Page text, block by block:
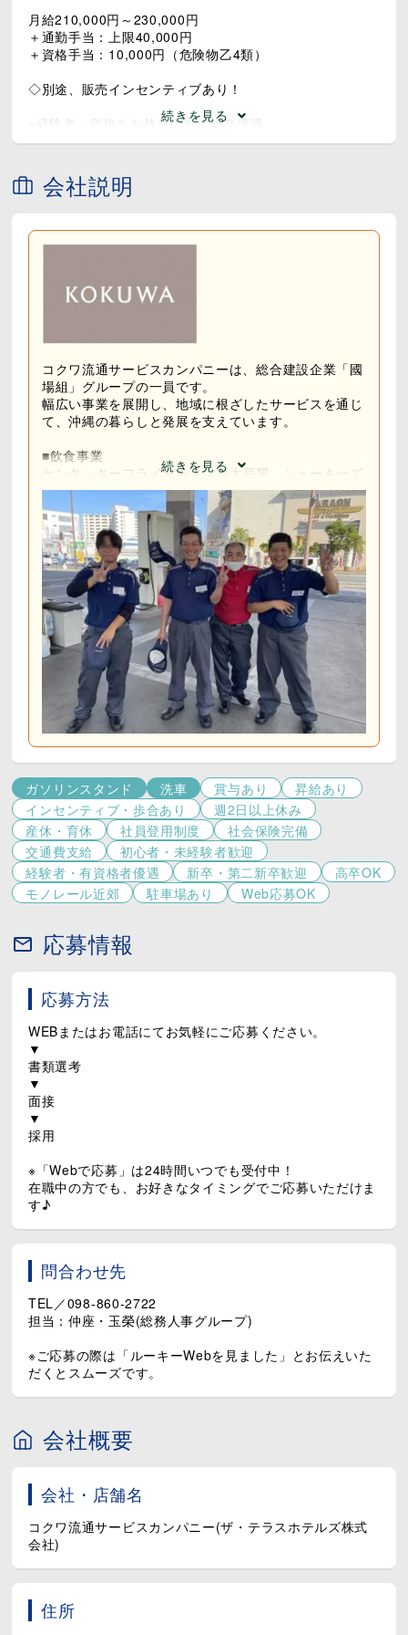
続きを見る
月給210,000円～230,000円
＋通勤手当：上限40,000円
＋資格手当：10,000円（危険物乙4類）
◇別途、販売インセンティブあり！
※経験者・資格をお持ちの方は給与優遇
※試用期間3ヶ月あり
会社説明
続きを見る
コクワ流通サービスカンパニーは、総合建設企業「國
場組」グループの一員です。
幅広い事業を展開し、地域に根ざしたサービスを通じ
て、沖縄の暮らしと発展を支えています。
■飲食事業
ケンタッキーフライドチキンや大戸屋、シェーキーズ
などの人気ブランドを運営し、多くのお客様に親しま
れています。
さらに、「チャタンハーバー ブルワリー＆レストラ
ン」での本格的なクラフトビール醸造など、観光客に
も地元の方にも愛される商品を提供しています。
■エンターテインメント事業
「スターシアターズ」グループの県内6ヵ所の映画館
を運営。
また、建設現場の発破技術を応用した花火の打ち上げ
事業など、沖縄のレジャー・余暇産業を盛り上げてい
ます。
■インフラ・ライフサポート事業
石油・ガスなどの燃料販売、産業火薬の供給、各種保
険代理店業など、地域住民の生活と企業の発展に貢献
しています。
＜私たちが大切にしていること＞
社是である「誠心誠意」の精神を大切にしながら、地
域社会に新たな価値を提供することを目指していま
す。
経験やスキル以上に重視しているのは、「挑戦した
い」「人を喜ばせたい」という前向きな気持ち。
材育成やキャリア形成にも力を入れています。
また、多彩な事業を展開しているため、将来的には社
＜働く環境＞
社員・アルバイトを含め800名以上が活躍する当社で
は、年齢や社歴を問わず意見を発信しやすい風土があ
ります。
入社後は研修やOJTを通して業務を習得でき、階層別
研修やブランド研修など、継続的な学びの機会も用
福利厚生も充実しており、映画館・レストラン・ガソ
です。
育児休業の取得実績もあり、ライフステージに合わせ
て長く働ける環境が整っています。
ガソリンスタンド 洗車 賞与あり
昇給あり
インセンティブ・歩合あり
週2日以上休み
産休・育休
社員登用制度
社会保険完備
交通費支給
初心者・未経験者歓迎
経験者・有資格者優遇
新卒・第二新卒歓迎
高卒OK
モノレール近郊
駐車場あり Web応募OK
応募情報
応募方法
WEBまたはお電話にてお気軽にご応募ください。
▼
書類選考
▼
面接
▼
採用
※「Webで応募」は24時間いつでも受付中！
在職中の方でも、お好きなタイミングでご応募いただけま
す♪
問合わせ先
TEL／098-860-2722
担当：仲座・玉榮(総務人事グループ)
※ご応募の際は「ルーキーWebを見ました」とお伝えいた
だくとスムーズです。
会社概要
会社・店舗名
コクワ流通サービスカンパニー(ザ・テラスホテルズ株式
会社)
住所